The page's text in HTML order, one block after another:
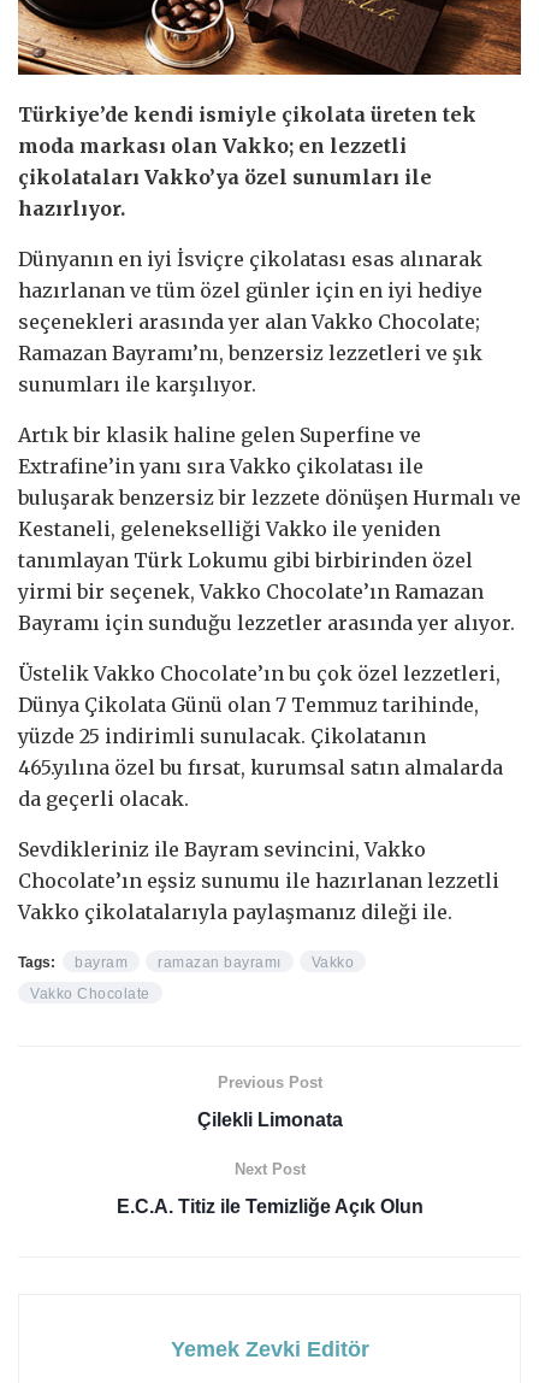
Türkiye’de kendi ismiyle çikolata üreten tek
moda markası olan Vakko; en lezzetli
çikolataları Vakko’ya özel sunumları ile
hazırlıyor.
Dünyanın en iyi İsviçre çikolatası esas alınarak
hazırlanan ve tüm özel günler için en iyi hediye
seçenekleri arasında yer alan Vakko Chocolate;
Ramazan Bayramı’nı, benzersiz lezzetleri ve şık
sunumları ile karşılıyor.
Artık bir klasik haline gelen Superfine ve
Extrafine’in yanı sıra Vakko çikolatası ile
buluşarak benzersiz bir lezzete dönüşen Hurmalı ve
Kestaneli, gelenekselliği Vakko ile yeniden
tanımlayan Türk Lokumu gibi birbirinden özel
yirmi bir seçenek, Vakko Chocolate’ın Ramazan
Bayramı için sunduğu lezzetler arasında yer alıyor.
Üstelik Vakko Chocolate’ın bu çok özel lezzetleri,
Dünya Çikolata Günü olan 7 Temmuz tarihinde,
yüzde 25 indirimli sunulacak. Çikolatanın
465.yılına özel bu fırsat, kurumsal satın almalarda
da geçerli olacak.
Sevdikleriniz ile Bayram sevincini, Vakko
Chocolate’ın eşsiz sunumu ile hazırlanan lezzetli
Vakko çikolatalarıyla paylaşmanız dileği ile.
Tags: bayram ramazan bayramı
Vakko
Vakko Chocolate
Previous Post
Çilekli Limonata
Next Post
E.C.A. Titiz ile Temizliğe Açık Olun
Yemek Zevki Editör